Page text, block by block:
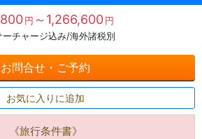
円 ～1,266,600円
ーチャージ込み/海外諸税別
お問合せ・ご予約
お気に入りに追加
《旅行条件書》